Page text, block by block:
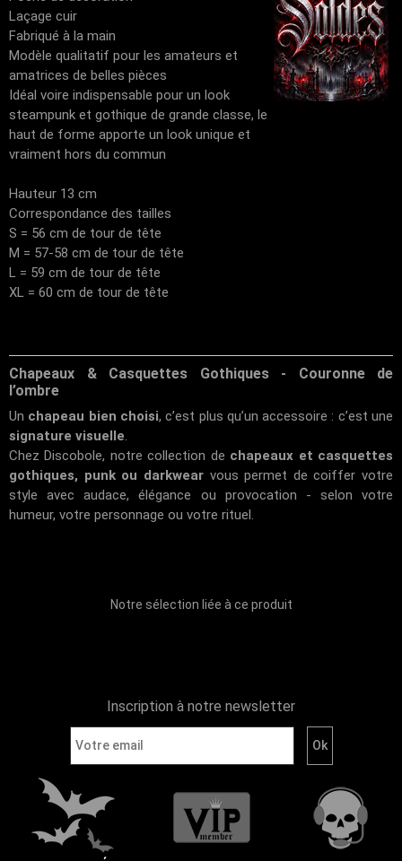
Laçage cuir
Fabriqué à la main
Modèle qualitatif pour les amateurs et
amatrices de belles pièces
Idéal voire indispensable pour un look
steampunk et gothique de grande classe, le
haut de forme apporte un look unique et
vraiment hors du commun
Hauteur 13 cm
Correspondance des tailles
S = 56 cm de tour de tête
M = 57-58 cm de tour de tête
L = 59 cm de tour de tête
XL = 60 cm de tour de tête
Chapeaux & Casquettes Gothiques - Couronne de
l’ombre
Un chapeau bien choisi, c’est plus qu’un accessoire : c’est une
signature visuelle.
Chez Discobole, notre collection de chapeaux et casquettes
gothiques, punk ou darkwearvous permet de coiffer votre
style avec audace, élégance ou provocation - selon votre
humeur, votre personnage ou votre rituel.
Notre sélection liée à ce produit
Inscription à notre newsletter